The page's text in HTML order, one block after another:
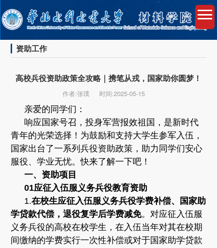
资助工作
高校兵役资助政策全攻略｜携笔从戎，国家助你圆梦！
作者:张璞 时间:2025-05-15
亲爱的同学们：
响应国家号召，投身军营报效祖国，是新时代
青年的光荣选择！为鼓励和支持大学生参军入伍，
国家出台了一系列兵役资助政策，助力同学们安心
服役、学业无忧。快来了解一下吧！
一、资助项目
01应征入伍服义务兵役教育资助
1.在校生应征入伍服义务兵役学费补偿、国家助
学贷款代偿，退役复学后学费减免。对应征入伍服
义务兵役的高校在校学生，在入伍当年对其在校期
间缴纳的学费实行一次性补偿或对于国家助学贷款